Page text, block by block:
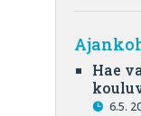
Hae
6.5.